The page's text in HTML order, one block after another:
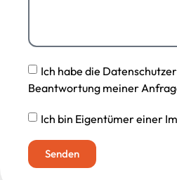
Ich habe die
Beantwortung meiner
Ich bin Eigentümer einer
Senden